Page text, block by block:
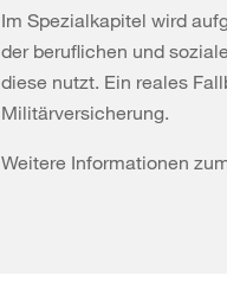
Im Spezialkapitel wird
der beruflichen und
diese nutzt. Ein reales
Militärversicherung.
Weitere Informationen